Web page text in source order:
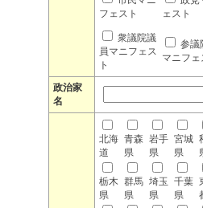
フェスト
ェスト
衆議院議
員マニフェス
ト
参議
マニフェ
政治家
名
北海
道
青森
県
岩手
県
宮城
県
栃木
県
群馬
県
埼玉
県
千葉
県